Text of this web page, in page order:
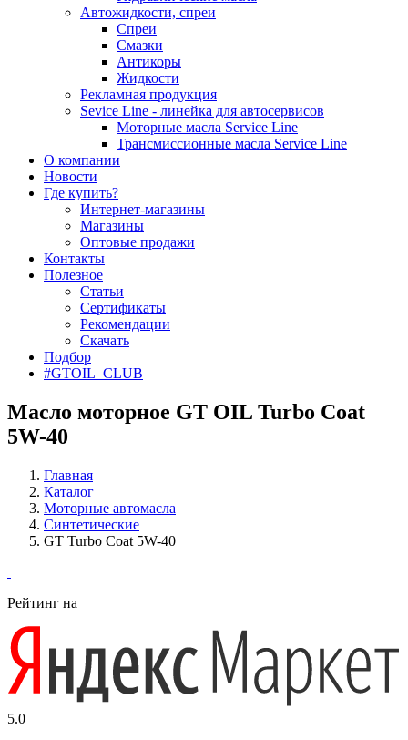
Автожидкости, спреи
Спреи
Смазки
Антикоры
Жидкости
Рекламная продукция
Sevice Line - линейка для автосервисов
Моторные масла Service Line
Трансмиссионные масла Service Line
О компании
Новости
Где купить?
Интернет-магазины
Магазины
Оптовые продажи
Контакты
Полезное
Статьи
Сертификаты
Рекомендации
Скачать
Подбор
#GTOIL_CLUB
Масло моторное GT OIL Turbo Coat
5W-40
Главная
Каталог
Моторные автомасла
Синтетические
GT Turbo Coat 5W-40
Рейтинг на
5.0